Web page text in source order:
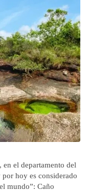
el departamento del
hoy es considerado
mundo”: Caño